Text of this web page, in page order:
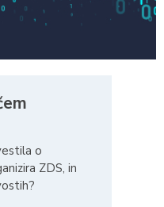
o
ZDS, in